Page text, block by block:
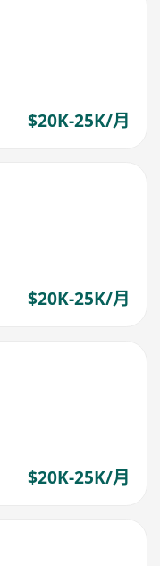
$20K-25K/月
$20K-25K/月
$20K-25K/月